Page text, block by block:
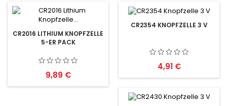
CR2016 LITHIUM KNOPFZELLE
5-ER PACK
Preis
9,89 €
CR2354 KNOPFZELLE 3 V
Preis
4,91 €